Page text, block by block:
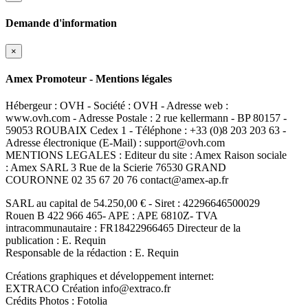
Demande d'information
×
Amex Promoteur - Mentions légales
Hébergeur : OVH - Société : OVH - Adresse web :
www.ovh.com - Adresse Postale : 2 rue kellermann - BP 80157 -
59053 ROUBAIX Cedex 1 - Téléphone : +33 (0)8 203 203 63 -
Adresse électronique (E-Mail) : support@ovh.com
MENTIONS LEGALES : Editeur du site : Amex Raison sociale
: Amex SARL 3 Rue de la Scierie 76530 GRAND
COURONNE 02 35 67 20 76 contact@amex-ap.fr
SARL au capital de 54.250,00 € - Siret : 42296646500029
Rouen B 422 966 465- APE : APE 6810Z- TVA
intracommunautaire : FR18422966465 Directeur de la
publication : E. Requin
Responsable de la rédaction : E. Requin
Créations graphiques et développement internet:
EXTRACO Création info@extraco.fr
Crédits Photos : Fotolia